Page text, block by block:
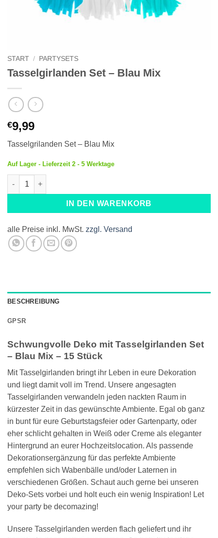
START / PARTYSETS
Tasselgirlanden Set – Blau Mix
€9,99
Tasselgrilanden Set – Blau Mix
Auf Lager - Lieferzeit 2 - 5 Werktage
Tasselgirlanden Set - Blau Mix Menge
IN DEN WARENKORB
alle Preise inkl. MwSt. zzgl. Versand
BESCHREIBUNG
GPSR
Schwungvolle Deko mit Tasselgirlanden Set
– Blau Mix – 15 Stück
Mit Tasselgirlanden bringt ihr Leben in eure Dekoration
und liegt damit voll im Trend. Unsere angesagten
Tasselgirlanden verwandeln jeden nackten Raum in
kürzester Zeit in das gewünschte Ambiente. Egal ob ganz
in bunt für eure Geburtstagsfeier oder Gartenparty, oder
eher schlicht gehalten in Weiß oder Creme als eleganter
Hintergrund an eurer Hochzeitslocation. Als passende
Dekorationsergänzung für das perfekte Ambiente
empfehlen sich Wabenbälle und/oder Laternen in
verschiedenen Größen. Schaut auch gerne bei unseren
Deko-Sets vorbei und holt euch ein wenig Inspiration! Let
your party be decomazing!
Unsere Tasselgirlanden werden flach geliefert und ihr